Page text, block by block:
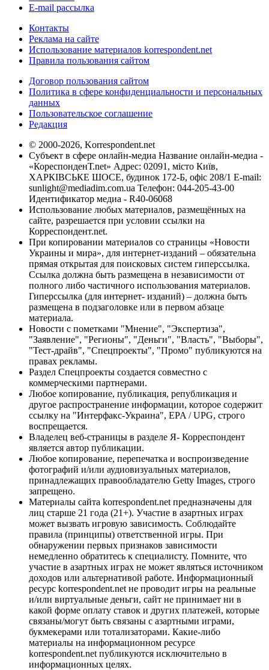
E-mail рассылка
Контакты
Реклама на сайте
Использование материалов korrespondent.net
Правила пользования сайтом
Договор пользования сайтом
Политика в сфере конфиденциальности и персональных
данных
Пользовательское соглашение
Редакция
© 2000-2026, Korrespondent.net
Субъект в сфере онлайн-медиа Название онлайн-медиа -
«КореспонденТ.net» Адрес: 02091, місто Київ,
ХАРКІВСЬКЕ ШОСЕ, будинок 172-Б, офіс 208/1 E-mail:
sunlight@mediadim.com.ua Телефон: 044-205-43-00
Идентификатор медиа - R40-06068
Использование любых материалов, размещённых на
сайте, разрешается при условии ссылки на
Корреспондент.net.
При копировании материалов со страницы «Новости
Украины и мира», для интернет-изданий – обязательна
прямая открытая для поисковых систем гиперссылка.
Ссылка должна быть размещена в независимости от
полного либо частичного использования материалов.
Гиперссылка (для интернет- изданий) – должна быть
размещена в подзаголовке или в первом абзаце
материала.
Новости с пометками "Мнение", "Экспертиза",
"Заявление", "Регионы", "Деньги", "Власть", "Выборы",
"Тест-драйв", "Спецпроекты", "Промо" публикуются на
правах рекламы.
Раздел Спецпроекты создается совместно с
коммерческими партнерами.
Любое копирование, публикация, републикация и
другое распространение информации, которое содержит
ссылку на "Интерфакс-Украина", EPA / UPG, строго
воспрещается.
Владелец веб-страницы в разделе Я- Корреспондент
является автор публикации.
Любое копирование, перепечатка и воспроизведение
фотографий и/или аудиовизуальных материалов,
принадлежащих правообладателю Getty Images, строго
запрещено.
Материалы сайта korrespondent.net предназначены для
лиц старше 21 года (21+). Участие в азартных играх
может вызвать игровую зависимость. Соблюдайте
правила (принципы) ответственной игры. При
обнаружении первых признаков зависимости
немедленно обратитесь к специалисту. Помните, что
участие в азартных играх не может являться источником
доходов или альтернативой работе. Информационный
ресурс korrespondent.net не проводит игры на реальные
и/или виртуальные деньги, сайт не принимает ни в
какой форме оплату ставок и других платежей, которые
связаны/могут быть связаны с азартными играми,
букмекерами или тотализаторами. Какие-либо
материалы на информационном ресурсе
korrespondent.net публикуются исключительно в
информационных целях.